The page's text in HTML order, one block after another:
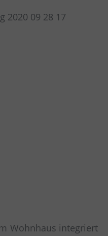
Wohnhaus integriert